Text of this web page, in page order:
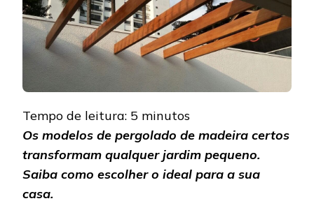
JARDINS
PEQUENOS
Tempo de leitura: 5 minutos
Os modelos de pergolado de madeira certos
transformam qualquer jardim pequeno.
Saiba como escolher o ideal para a sua
casa.